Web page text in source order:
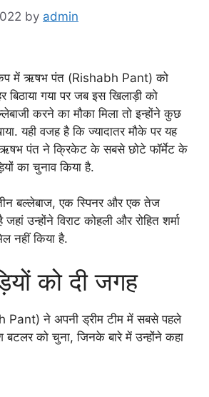
by admin
कप में ऋषभ पंत (Rishabh Pant) को
बिठाया गया पर जब इस खिलाड़ी को
करने का मौका मिला तो इन्होंने कुछ
यही वजह है कि ज्यादातर मौके पर यह
पंत ने क्रिकेट के सबसे छोटे फॉर्मेट के
का चुनाव किया है.
बल्लेबाज, एक स्पिनर और एक तेज
उन्होंने विराट कोहली और रोहित शर्मा
नहीं किया है.
को दी जगह
ने अपनी ड्रीम टीम में सबसे पहले
को चुना, जिनके बारे में उन्होंने कहा